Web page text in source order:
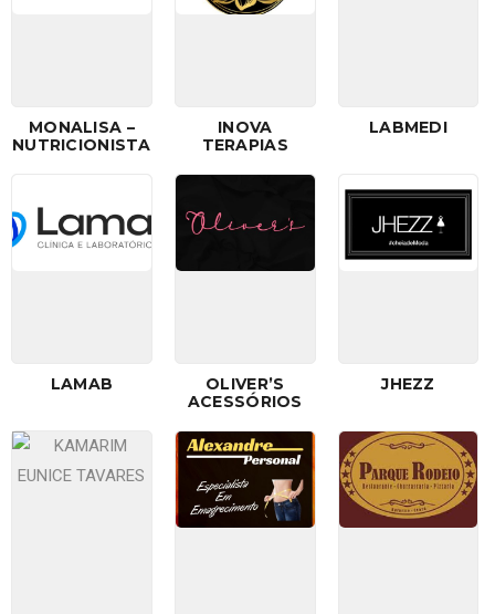
MONALISA –
NUTRICIONISTA
INOVA
TERAPIAS
LABMEDI
LAMAB
OLIVER’S
ACESSÓRIOS
JHEZZ